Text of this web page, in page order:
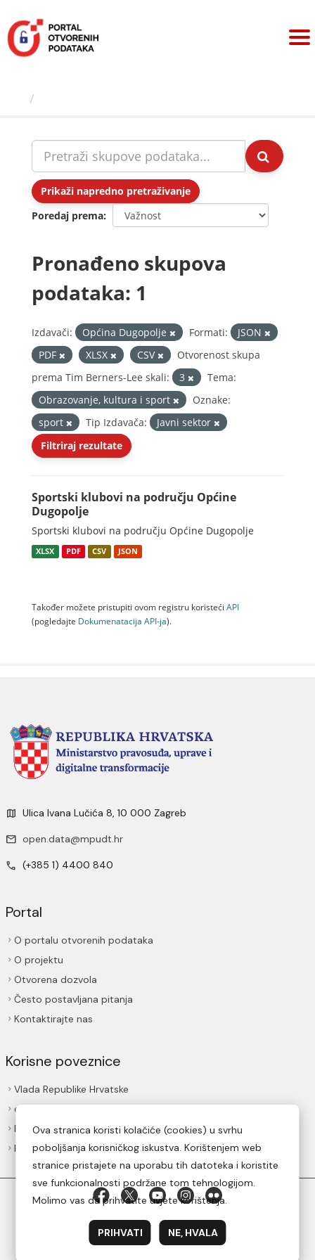
sadržaj
Prikaži napredno pretraživanje
Poredaj prema
Pronađeno skupova
podataka: 1
Izdavači: Općina Dugopolje Formati:
JSON
PDF
XLSX CSV
Otvorenost skupa
prema Tim Berners-Lee skali:
3
Tema:
Obrazovanje, kultura i sport
Oznake:
sport
Tip Izdavača:
Javni sektor
Filtriraj rezultate
Sportski klubovi na području Općine
Dugopolje
Sportski klubovi na području Općine Dugopolje
XLSX PDF CSV JSON
Također možete pristupiti ovom registru koristeći API
(pogledajte Dokumenаtаcijа API-jа).